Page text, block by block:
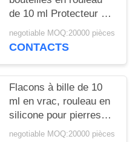
de 10 ml Protecteur à
manches en silicone
coloré Pour les
negotiable MOQ:20000 pièces
CONTACTS
Flacons à bille de 10
ml en vrac, rouleau en
silicone pour pierres
précieuses, support
negotiable MOQ:20000 pièces